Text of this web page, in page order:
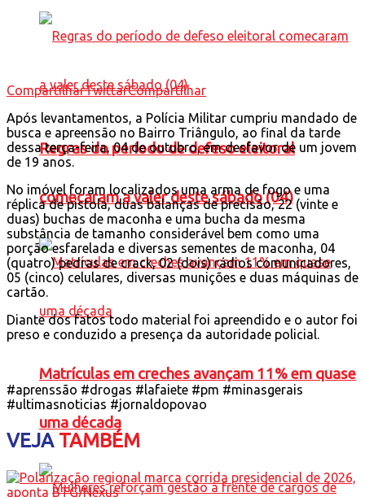
Regras do período de defeso eleitoral
comecaram a valer deste sábado (04)
Matrículas em creches avançam 11% em quase
uma década
CompartilharTwittarCompartilhar
Após levantamentos, a Polícia Militar cumpriu mandado de
busca e apreensão no Bairro Triângulo, ao final da tarde
dessa terça-feira, 04 de outubro, em desfavor de um jovem
de 19 anos.
No imóvel foram localizados uma arma de fogo e uma
réplica de pistola, duas balanças de precisão, 22 (vinte e
duas) buchas de maconha e uma bucha da mesma
substância de tamanho considerável bem como uma
porção esfarelada e diversas sementes de maconha, 04
(quatro) pedras de crack, 02 (dois) rádios comunicadores,
05 (cinco) celulares, diversas munições e duas máquinas de
cartão.
Diante dos fatos todo material foi apreendido e o autor foi
preso e conduzido a presença da autoridade policial.
#aprenssão #drogas #lafaiete #pm #minasgerais
#ultimasnoticias #jornaldopovao
VEJATAMBÉM